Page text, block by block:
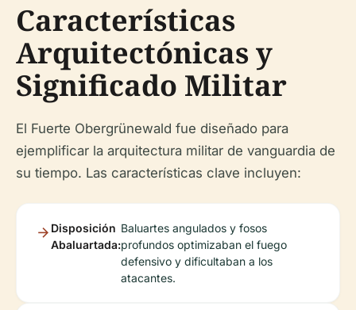
Características
Arquitectónicas y
Significado Militar
El Fuerte Obergrünewald fue diseñado para
ejemplificar la arquitectura militar de vanguardia de
su tiempo. Las características clave incluyen:
Disposición
Abaluartada:
Baluartes angulados y fosos
profundos optimizaban el fuego
defensivo y dificultaban a los
atacantes.